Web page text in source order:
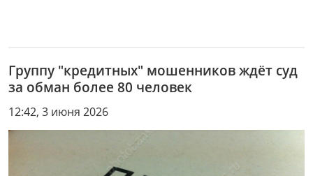
Группу "кредитных" мошенников ждёт суд
за обман более 80 человек
12:42, 3 июня 2026